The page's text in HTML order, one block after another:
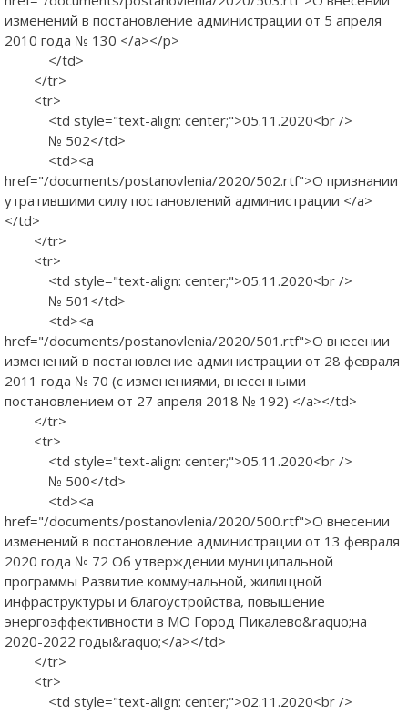
изменений в постановление администрации от 5 апреля
2010 года № 130 </a></p>
</td>
</tr>
<tr>
<td style="text-align: center;">05.11.2020<br />
№ 502</td>
<td><a
href="/documents/postanovlenia/2020/502.rtf">О признании
утратившими силу постановлений администрации </a>
</td>
</tr>
<tr>
<td style="text-align: center;">05.11.2020<br />
№ 501</td>
<td><a
href="/documents/postanovlenia/2020/501.rtf">О внесении
изменений в постановление администрации от 28 февраля
2011 года № 70 (с изменениями, внесенными
постановлением от 27 апреля 2018 № 192) </a></td>
</tr>
<tr>
<td style="text-align: center;">05.11.2020<br />
№ 500</td>
<td><a
href="/documents/postanovlenia/2020/500.rtf">О внесении
изменений в постановление администрации от 13 февраля
2020 года № 72 Об утверждении муниципальной
программы Развитие коммунальной, жилищной
инфраструктуры и благоустройства, повышение
энергоэффективности в МО Город Пикалево&raquo;на
2020-2022 годы&raquo;</a></td>
</tr>
<tr>
<td style="text-align: center;">02.11.2020<br />